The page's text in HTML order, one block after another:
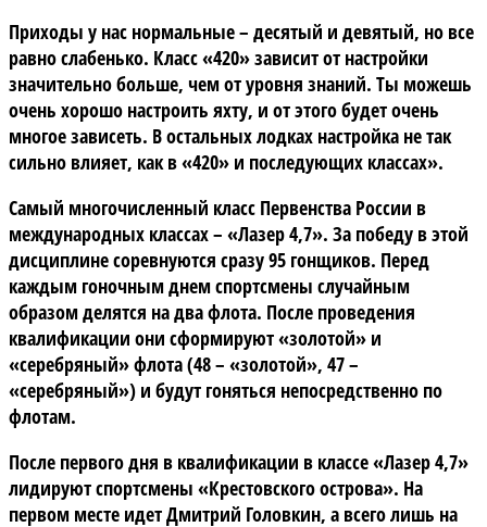
Приходы у нас нормальные – десятый и девятый, но все
равно слабенько. Класс «420» зависит от настройки
значительно больше, чем от уровня знаний. Ты можешь
очень хорошо настроить яхту, и от этого будет очень
многое зависеть. В остальных лодках настройка не так
сильно влияет, как в «420» и последующих классах».
Самый многочисленный класс Первенства России в
международных классах – «Лазер 4,7». За победу в этой
дисциплине соревнуются сразу 95 гонщиков. Перед
каждым гоночным днем спортсмены случайным
образом делятся на два флота. После проведения
квалификации они сформируют «золотой» и
«серебряный» флота (48 – «золотой», 47 –
«серебряный») и будут гоняться непосредственно по
флотам.
После первого дня в квалификации в классе «Лазер 4,7»
лидируют спортсмены «Крестовского острова». На
первом месте идет Дмитрий Головкин, а всего лишь на